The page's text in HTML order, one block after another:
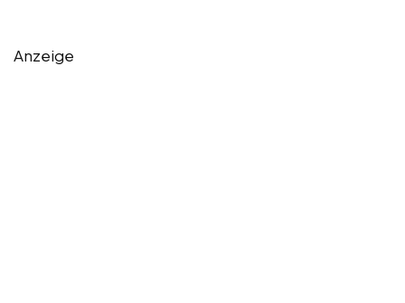
Anzeige